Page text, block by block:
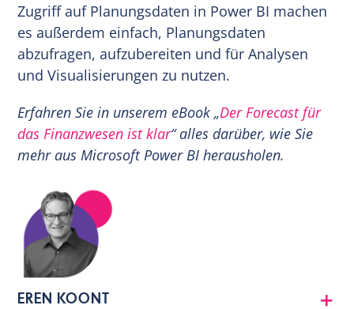
Zugriff auf Planungsdaten in Power BI machen
es außerdem einfach, Planungsdaten
abzufragen, aufzubereiten und für Analysen
und Visualisierungen zu nutzen.
Erfahren Sie in unserem eBook „Der Forecast für
das Finanzwesen ist klar“ alles darüber, wie Sie
mehr aus Microsoft Power BI herausholen.
EREN KOONT